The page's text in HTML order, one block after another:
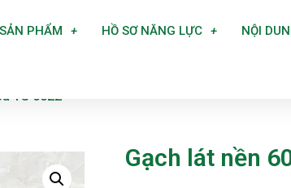
SẢN PHẨM HỒ SƠ NĂNG LỰC NỘI
TS 6022
Gạch lát nền